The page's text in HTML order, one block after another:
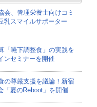
会、管理栄養士向けコミ
乳スマイルサポーター
「嚥下調整食」の実践を
ンセミナーを開催
の尊厳支援を議論！新宿
「夏のReboot」を開催